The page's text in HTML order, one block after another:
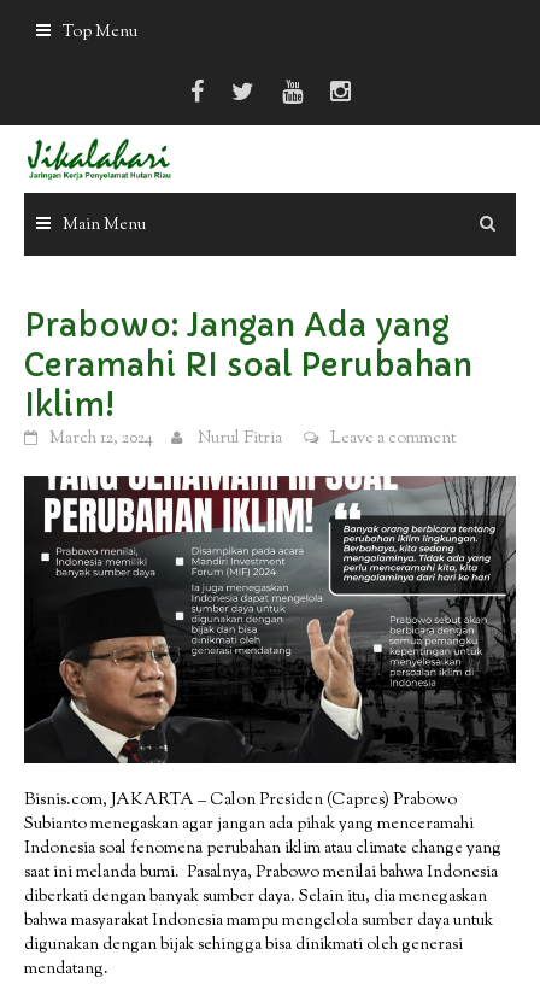
Top Menu
Main Menu
Prabowo: Jangan Ada yang
Ceramahi RI soal Perubahan
Iklim!
March 12, 2024 Nurul Fitria Leave a comment
Bisnis.com, JAKARTA – Calon Presiden (Capres) Prabowo
Subianto menegaskan agar jangan ada pihak yang menceramahi
Indonesia soal fenomena perubahan iklim atau climate change yang
saat ini melanda bumi. Pasalnya, Prabowo menilai bahwa Indonesia
diberkati dengan banyak sumber daya. Selain itu, dia menegaskan
bahwa masyarakat Indonesia mampu mengelola sumber daya untuk
digunakan dengan bijak sehingga bisa dinikmati oleh generasi
mendatang.